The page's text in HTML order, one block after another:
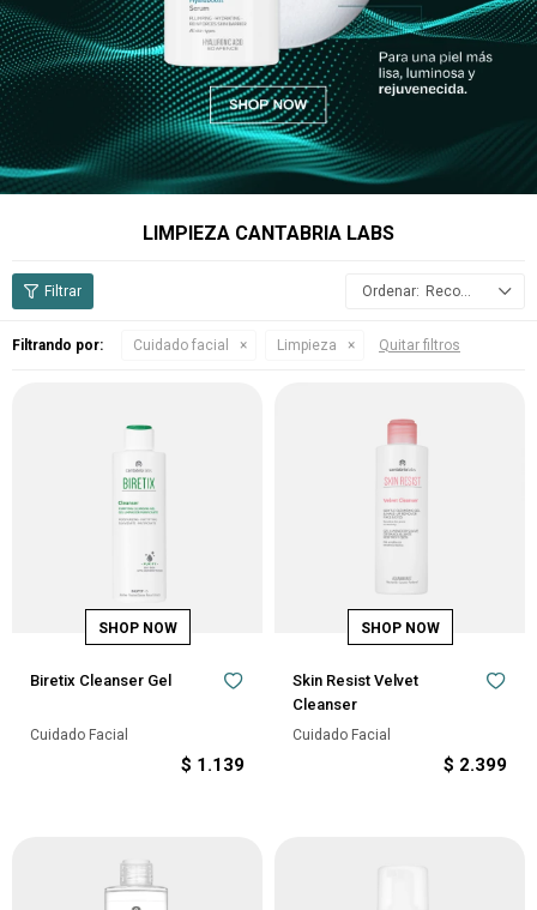
LIMPIEZA CANTABRIA LABS
Recomendados
Filtrando por: Cuidado facial Limpieza Quitar filtros
Biretix Cleanser Gel
Cuidado Facial
$ 1.139
Skin Resist Velvet
Cleanser
Cuidado Facial
$ 2.399